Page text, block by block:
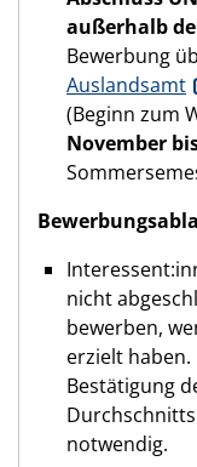
außerhalb
Bewerbung
Auslandsamt
(Beginn zum
November
nicht
bewerben,
erzielt haben.
Bestätigung
notwendig.